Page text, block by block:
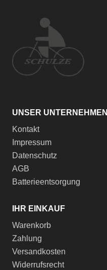
UNSER UNTERNEHMEN
Kontakt
Impressum
Datenschutz
AGB
Batterieentsorgung
IHR EINKAUF
Warenkorb
Zahlung
Versandkosten
Widerrufsrecht